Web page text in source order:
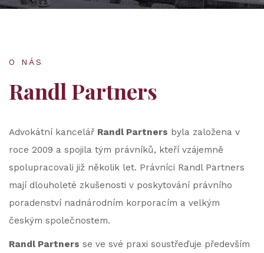
O NÁS
Randl Partners
Advokátní kancelář Randl Partners byla založena v
roce 2009 a spojila tým právníků, kteří vzájemně
spolupracovali již několik let. Právníci Randl Partners
mají dlouholeté zkušenosti v poskytování právního
poradenství nadnárodním korporacím a velkým
českým společnostem.
Randl Partners se ve své praxi soustřeďuje především